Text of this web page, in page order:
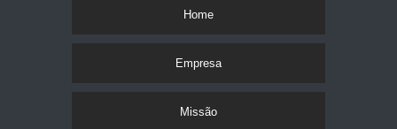
Home
Empresa
Missão